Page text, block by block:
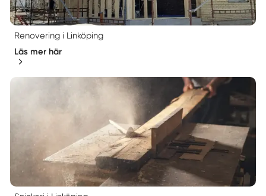
Renovering i Linköping
Läs mer här